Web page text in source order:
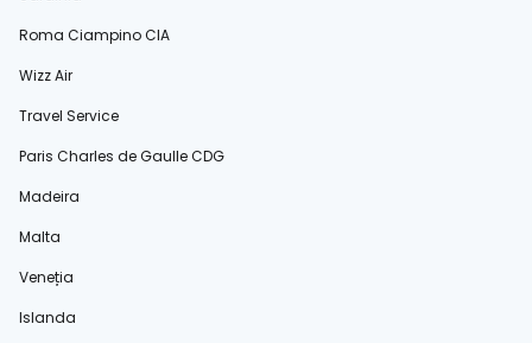
Roma Ciampino CIA
Wizz Air
Travel Service
Paris Charles de Gaulle CDG
Madeira
Malta
Veneția
Islanda